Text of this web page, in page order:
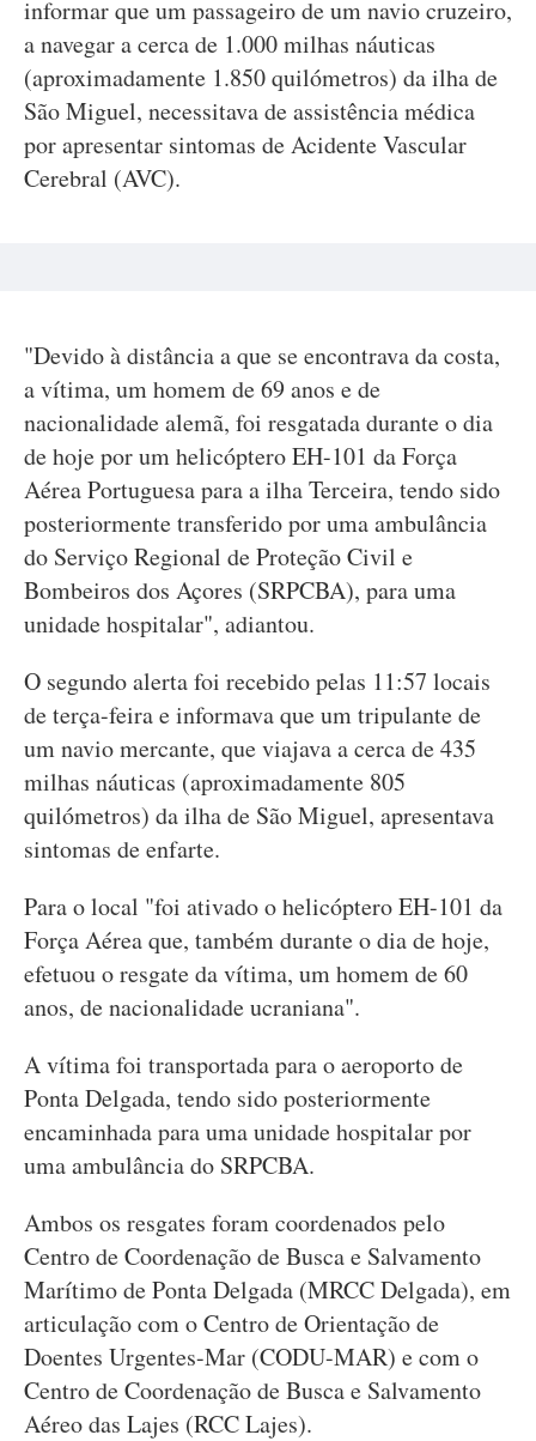
informar que um passageiro de um navio cruzeiro,
a navegar a cerca de 1.000 milhas náuticas
(aproximadamente 1.850 quilómetros) da ilha de
São Miguel, necessitava de assistência médica
por apresentar sintomas de Acidente Vascular
Cerebral (AVC).
"Devido à distância a que se encontrava da costa,
a vítima, um homem de 69 anos e de
nacionalidade alemã, foi resgatada durante o dia
de hoje por um helicóptero EH-101 da Força
Aérea Portuguesa para a ilha Terceira, tendo sido
posteriormente transferido por uma ambulância
do Serviço Regional de Proteção Civil e
Bombeiros dos Açores (SRPCBA), para uma
unidade hospitalar", adiantou.
O segundo alerta foi recebido pelas 11:57 locais
de terça-feira e informava que um tripulante de
um navio mercante, que viajava a cerca de 435
milhas náuticas (aproximadamente 805
quilómetros) da ilha de São Miguel, apresentava
sintomas de enfarte.
Para o local "foi ativado o helicóptero EH-101 da
Força Aérea que, também durante o dia de hoje,
efetuou o resgate da vítima, um homem de 60
anos, de nacionalidade ucraniana".
A vítima foi transportada para o aeroporto de
Ponta Delgada, tendo sido posteriormente
encaminhada para uma unidade hospitalar por
uma ambulância do SRPCBA.
Ambos os resgates foram coordenados pelo
Centro de Coordenação de Busca e Salvamento
Marítimo de Ponta Delgada (MRCC Delgada), em
articulação com o Centro de Orientação de
Doentes Urgentes-Mar (CODU-MAR) e com o
Centro de Coordenação de Busca e Salvamento
Aéreo das Lajes (RCC Lajes).